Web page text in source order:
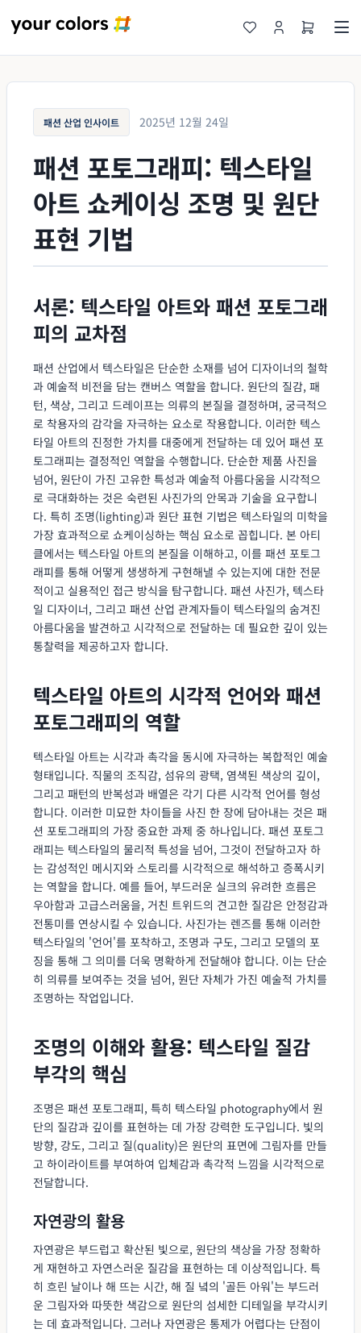
패션 산업 인사이트 2025년 12월 24일
패션 포토그래피: 텍스타일
아트 쇼케이싱 조명 및 원단
표현 기법
서론: 텍스타일 아트와 패션 포토그래
피의 교차점
패션 산업에서 텍스타일은 단순한 소재를 넘어 디자이너의 철학
과 예술적 비전을 담는 캔버스 역할을 합니다. 원단의 질감, 패
턴, 색상, 그리고 드레이프는 의류의 본질을 결정하며, 궁극적으
로 착용자의 감각을 자극하는 요소로 작용합니다. 이러한 텍스
타일 아트의 진정한 가치를 대중에게 전달하는 데 있어 패션 포
토그래피는 결정적인 역할을 수행합니다. 단순한 제품 사진을
넘어, 원단이 가진 고유한 특성과 예술적 아름다움을 시각적으
로 극대화하는 것은 숙련된 사진가의 안목과 기술을 요구합니
다. 특히 조명(lighting)과 원단 표현 기법은 텍스타일의 미학을
가장 효과적으로 쇼케이싱하는 핵심 요소로 꼽힙니다. 본 아티
클에서는 텍스타일 아트의 본질을 이해하고, 이를 패션 포토그
래피를 통해 어떻게 생생하게 구현해낼 수 있는지에 대한 전문
적이고 실용적인 접근 방식을 탐구합니다. 패션 사진가, 텍스타
일 디자이너, 그리고 패션 산업 관계자들이 텍스타일의 숨겨진
아름다움을 발견하고 시각적으로 전달하는 데 필요한 깊이 있는
통찰력을 제공하고자 합니다.
텍스타일 아트의 시각적 언어와 패션
포토그래피의 역할
텍스타일 아트는 시각과 촉각을 동시에 자극하는 복합적인 예술
형태입니다. 직물의 조직감, 섬유의 광택, 염색된 색상의 깊이,
그리고 패턴의 반복성과 배열은 각기 다른 시각적 언어를 형성
합니다. 이러한 미묘한 차이들을 사진 한 장에 담아내는 것은 패
션 포토그래피의 가장 중요한 과제 중 하나입니다. 패션 포토그
래피는 텍스타일의 물리적 특성을 넘어, 그것이 전달하고자 하
는 감성적인 메시지와 스토리를 시각적으로 해석하고 증폭시키
는 역할을 합니다. 예를 들어, 부드러운 실크의 유려한 흐름은
우아함과 고급스러움을, 거친 트위드의 견고한 질감은 안정감과
전통미를 연상시킬 수 있습니다. 사진가는 렌즈를 통해 이러한
텍스타일의 '언어'를 포착하고, 조명과 구도, 그리고 모델의 포
징을 통해 그 의미를 더욱 명확하게 전달해야 합니다. 이는 단순
히 의류를 보여주는 것을 넘어, 원단 자체가 가진 예술적 가치를
조명하는 작업입니다.
조명의 이해와 활용: 텍스타일 질감
부각의 핵심
조명은 패션 포토그래피, 특히 텍스타일 photography에서 원
단의 질감과 깊이를 표현하는 데 가장 강력한 도구입니다. 빛의
방향, 강도, 그리고 질(quality)은 원단의 표면에 그림자를 만들
고 하이라이트를 부여하여 입체감과 촉각적 느낌을 시각적으로
전달합니다.
자연광의 활용
자연광은 부드럽고 확산된 빛으로, 원단의 색상을 가장 정확하
게 재현하고 자연스러운 질감을 표현하는 데 이상적입니다. 특
히 흐린 날이나 해 뜨는 시간, 해 질 녘의 '골든 아워'는 부드러
운 그림자와 따뜻한 색감으로 원단의 섬세한 디테일을 부각시키
는 데 효과적입니다. 그러나 자연광은 통제가 어렵다는 단점이